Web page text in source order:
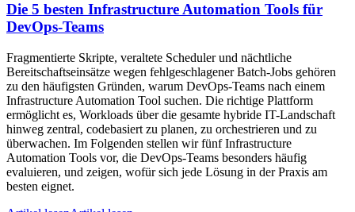
Die 5 besten Infrastructure Automation Tools für
DevOps-Teams
Fragmentierte Skripte, veraltete Scheduler und nächtliche
Bereitschaftseinsätze wegen fehlgeschlagener Batch-Jobs gehören
zu den häufigsten Gründen, warum DevOps-Teams nach einem
Infrastructure Automation Tool suchen. Die richtige Plattform
ermöglicht es, Workloads über die gesamte hybride IT-Landschaft
hinweg zentral, codebasiert zu planen, zu orchestrieren und zu
überwachen. Im Folgenden stellen wir fünf Infrastructure
Automation Tools vor, die DevOps-Teams besonders häufig
evaluieren, und zeigen, wofür sich jede Lösung in der Praxis am
besten eignet.